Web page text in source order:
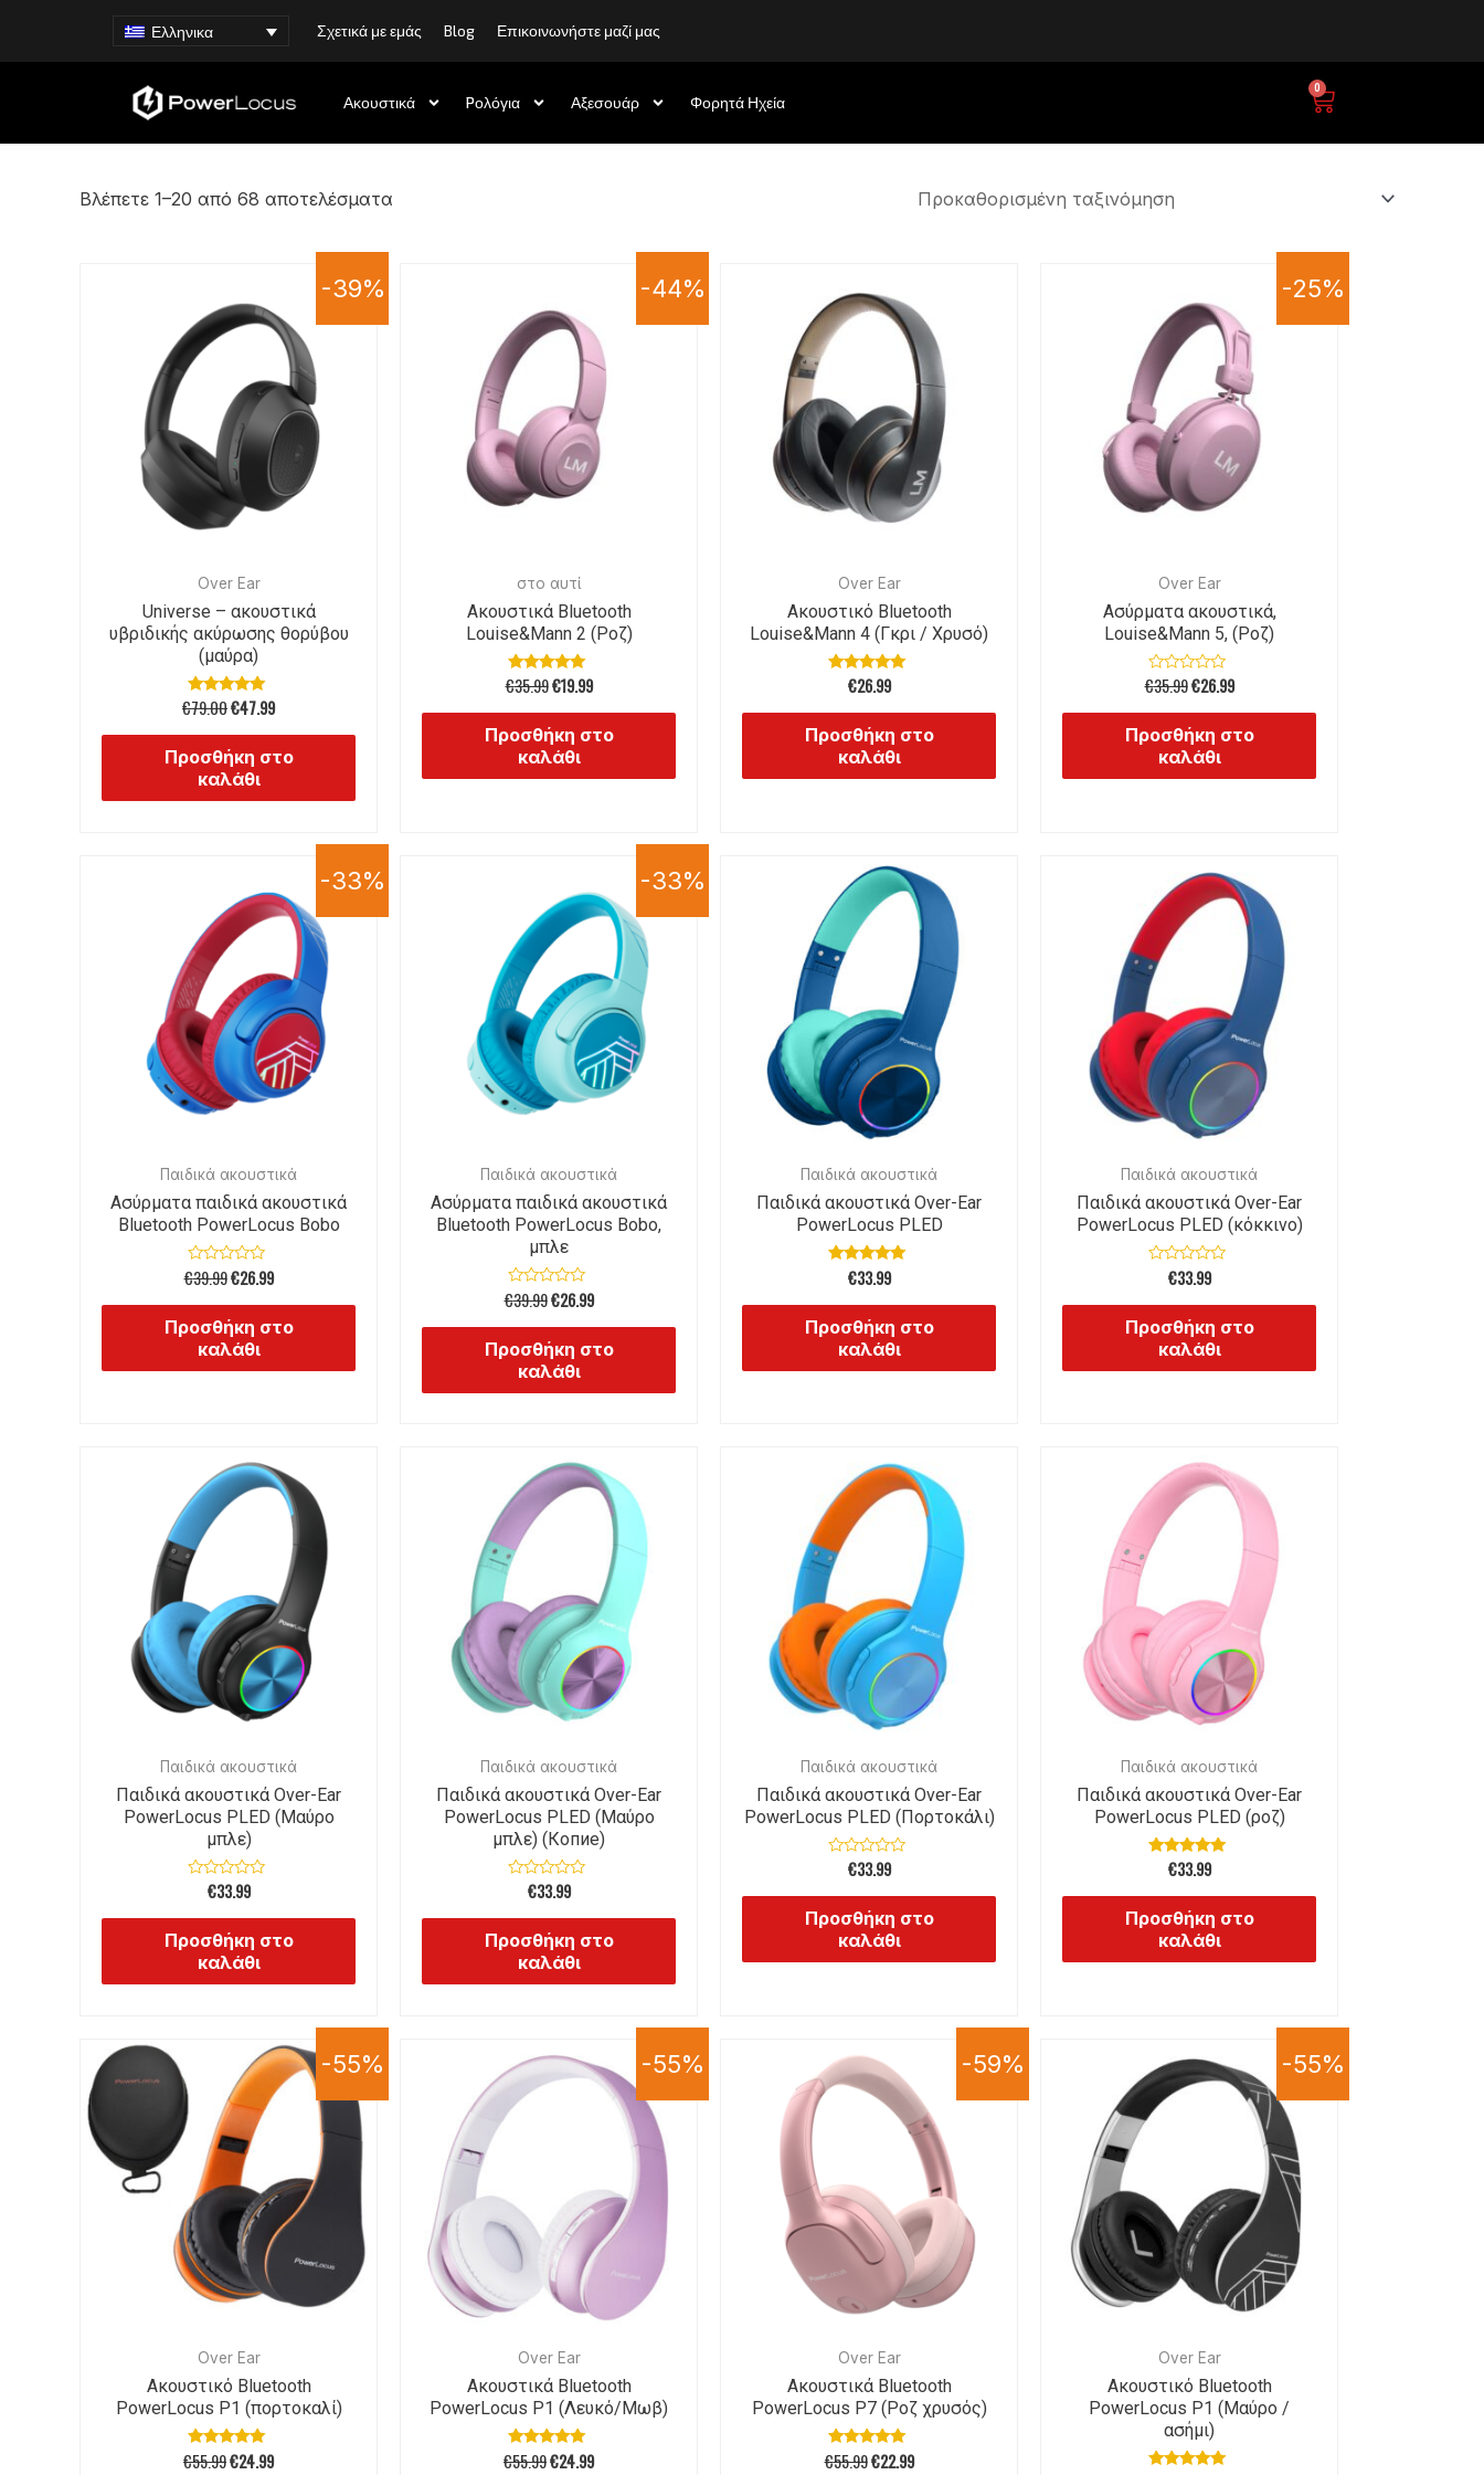
Ελληνικα Σχετικά με εμάς Blog Επικοινωνήστε μαζί μας
Ακουστικά Pολόγια Αξεσουάρ Φορητά Ηχεία
0 Cart
Βλέπετε 1–20 από 68 αποτελέσματα
-39%
Over Ear
Universe – ακουστικά
υβριδικής ακύρωσης θορύβου
(μαύρα)
Βαθμολογήθηκε
με
5.00
από 5
€79.00€47.99
Προσθήκη στο
καλάθι
-44%
στο αυτί
Ακουστικά Bluetooth
Louise&Mann 2 (Ροζ)
Βαθμολογήθηκε
με
5.00
από 5
€35.99€19.99
Προσθήκη στο
καλάθι
Over Ear
Ακουστικό Bluetooth
Louise&Mann 4 (Γκρι / Χρυσό)
Βαθμολογήθηκε
με
4.92
από 5
€26.99
Προσθήκη στο
καλάθι
-25%
Over Ear
Ασύρματα ακουστικά,
Louise&Mann 5, (Ροζ)
Βαθμολογήθηκε
με
0
5
€35.99€26.99
Προσθήκη στο
καλάθι
-33%
Παιδικά ακουστικά
Ασύρματα παιδικά ακουστικά
Bluetooth PowerLocus Bobo
Βαθμολογήθηκε
με
0
5
€39.99€26.99
Προσθήκη στο
καλάθι
-33%
Παιδικά ακουστικά
Ασύρματα παιδικά ακουστικά
Bluetooth PowerLocus Bobo,
μπλε
Βαθμολογήθηκε
με
0
5
€39.99€26.99
Προσθήκη στο
καλάθι
Παιδικά ακουστικά
Παιδικά ακουστικά Over-Ear
PowerLocus PLED
Βαθμολογήθηκε
με
5.00
από 5
€33.99
Προσθήκη στο
καλάθι
Παιδικά ακουστικά
Παιδικά ακουστικά Over-Ear
PowerLocus PLED (κόκκινο)
Βαθμολογήθηκε
0
5
€33.99
Προσθήκη στο
καλάθι
Παιδικά ακουστικά
Παιδικά ακουστικά Over-Ear
PowerLocus PLED (Μαύρο
μπλε)
Βαθμολογήθηκε
0
5
€33.99
Προσθήκη στο
καλάθι
Παιδικά ακουστικά
Παιδικά ακουστικά Over-Ear
PowerLocus PLED (Μαύρο
μπλε) (Копие)
Βαθμολογήθηκε
0
5
€33.99
Προσθήκη στο
καλάθι
Παιδικά ακουστικά
Παιδικά ακουστικά Over-Ear
PowerLocus PLED (Πορτοκάλι)
Βαθμολογήθηκε
0
5
€33.99
Προσθήκη στο
καλάθι
Παιδικά ακουστικά
Παιδικά ακουστικά Over-Ear
PowerLocus PLED (ροζ)
Βαθμολογήθηκε
με
5.00
από 5
€33.99
Προσθήκη στο
καλάθι
-55%
Over Ear
Ακουστικό Bluetooth
PowerLocus P1 (πορτοκαλί)
Βαθμολογήθηκε
€55.99€24.99
-55%
Over Ear
Ακουστικά Bluetooth
PowerLocus P1 (Λευκό/Μωβ)
Βαθμολογήθηκε
€55.99€24.99
-59%
Over Ear
Ακουστικά Bluetooth
PowerLocus P7 (Ροζ χρυσός)
Βαθμολογήθηκε
€55.99€22.99
-55%
Over Ear
Ακουστικό Bluetooth
PowerLocus P1 (Μαύρο /
ασήμι)